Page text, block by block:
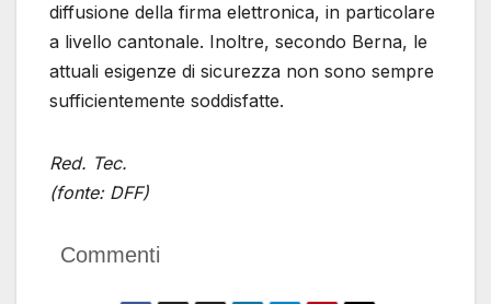
diffusione della firma elettronica, in particolare
a livello cantonale. Inoltre, secondo Berna, le
attuali esigenze di sicurezza non sono sempre
sufficientemente soddisfatte.
Red. Tec.
(fonte: DFF)
Commenti